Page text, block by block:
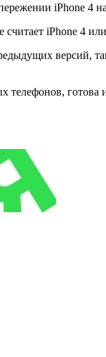
iPhone 4
iPhone 4
версий,